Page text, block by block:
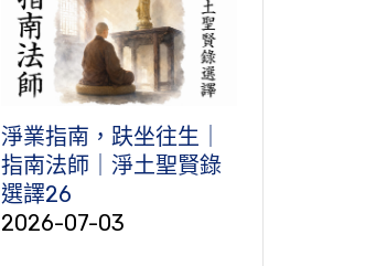
淨業指南，趺坐往生｜
指南法師｜淨土聖賢錄
選譯26
2026-07-03